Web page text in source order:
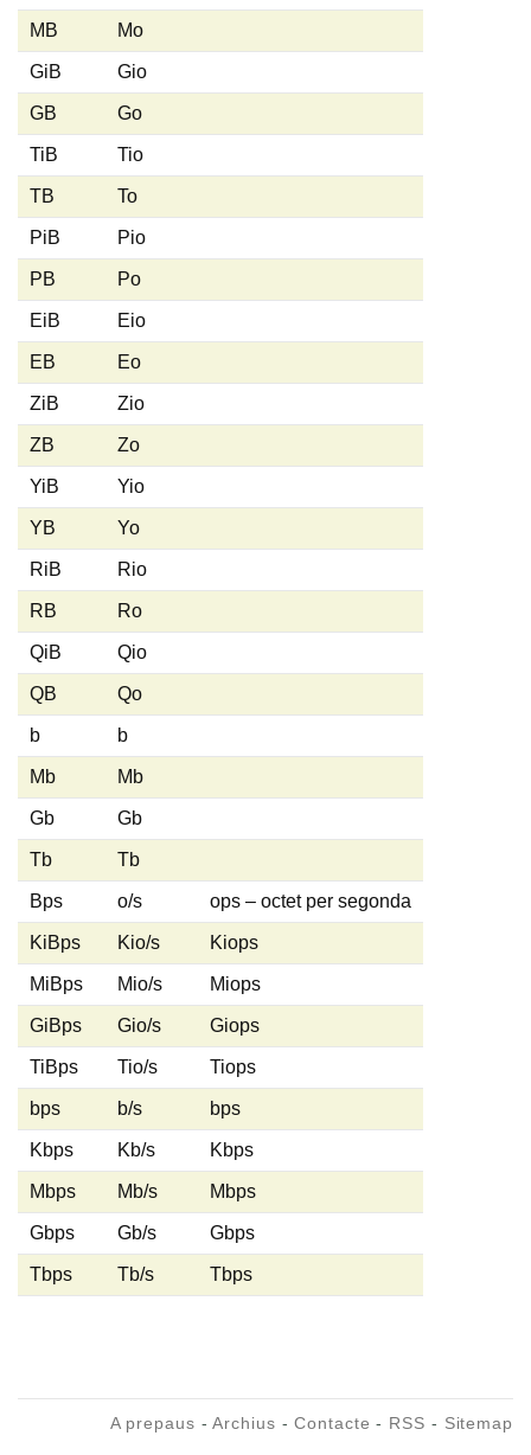
MB Mo
GiB Gio
GB Go
TiB Tio
TB To
PiB Pio
PB Po
EiB Eio
EB Eo
ZiB Zio
ZB Zo
YiB Yio
YB Yo
RiB Rio
RB Ro
QiB Qio
QB Qo
b b
Mb Mb
Gb Gb
Tb Tb
Bps o/s ops – octet per segonda
KiBps Kio/s Kiops
MiBps Mio/s Miops
GiBps Gio/s Giops
TiBps Tio/s Tiops
bps b/s bps
Kbps Kb/s Kbps
Mbps Mb/s Mbps
Gbps Gb/s Gbps
Tbps Tb/s Tbps
A prepaus -Archius -Contacte - RSS - Sitemap